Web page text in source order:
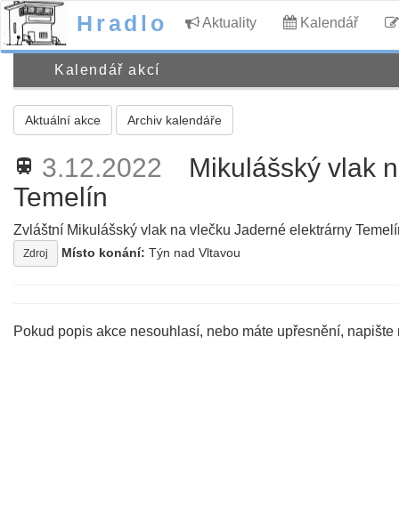
Hradlo Aktuality Kalendář
Kalendář akcí
Aktuální akce Archiv kalendáře
train 3.12.2022
Mikulášský vlak
Temelín
Zvláštní Mikulášský vlak na vlečku Jaderné elektrárny
Zdroj Místo konání: Týn nad Vltavou
Pokud popis akce nesouhlasí, nebo máte upřesnění, napište